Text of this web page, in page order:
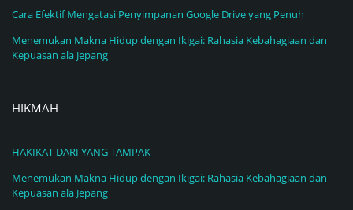
Cara Efektif Mengatasi Penyimpanan Google Drive yang Penuh
Menemukan Makna Hidup dengan Ikigai: Rahasia Kebahagiaan dan
Kepuasan ala Jepang
HIKMAH
HAKIKAT DARI YANG TAMPAK
Menemukan Makna Hidup dengan Ikigai: Rahasia Kebahagiaan dan
Kepuasan ala Jepang